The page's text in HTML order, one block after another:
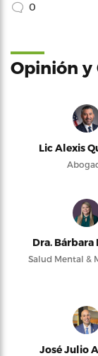
0
Opinión y
Lic Alexis
Dra. Bárbara
Salud Mental &
José Julio